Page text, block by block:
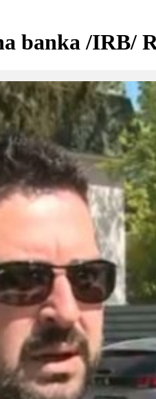
banka /IRB/